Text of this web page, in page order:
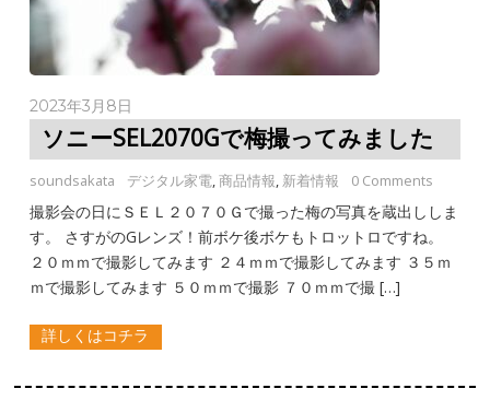
2023年3月8日
ソニーSEL2070Gで梅撮ってみました
soundsakata デジタル家電,商品情報, 新着情報 0 Comments
撮影会の日にＳＥＬ２０７０Ｇで撮った梅の写真を蔵出ししま
す。 さすがのGレンズ！前ボケ後ボケもトロットロですね。
２０ｍｍで撮影してみます ２４ｍｍで撮影してみます ３５ｍ
ｍで撮影してみます ５０ｍｍで撮影 ７０ｍｍで撮 […]
詳しくはコチラ